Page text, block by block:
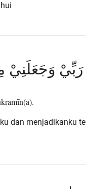
رَبِّيْ وَجَعَلَنِيْ
dan menjadikanku